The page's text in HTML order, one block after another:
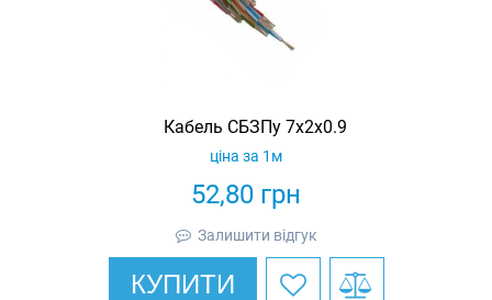
Кабель СБЗПу 7х2х0.9
52,80 грн
ціна за 1м
Залишити відгук
КУПИТИ